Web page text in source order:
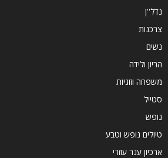
נדל''ן
צרכנות
נשים
הריון ולידה
משפחה וזוגיות
סטייל
נופש
טיולים נופש וטבע
ארכיון ענר עוזרי